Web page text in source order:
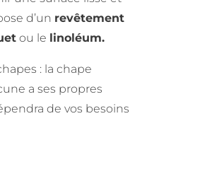
d’un revêtement
ou le linoléum.
: la chape
a ses propres
de vos besoins